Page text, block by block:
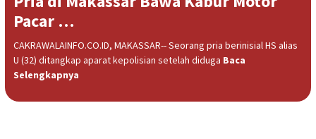
Pacar …
CAKRAWALAINFO.CO.ID, MAKASSAR-- Seorang pria berinisial HS alias
U (32) ditangkap aparat kepolisian setelah diduga Baca
Selengkapnya